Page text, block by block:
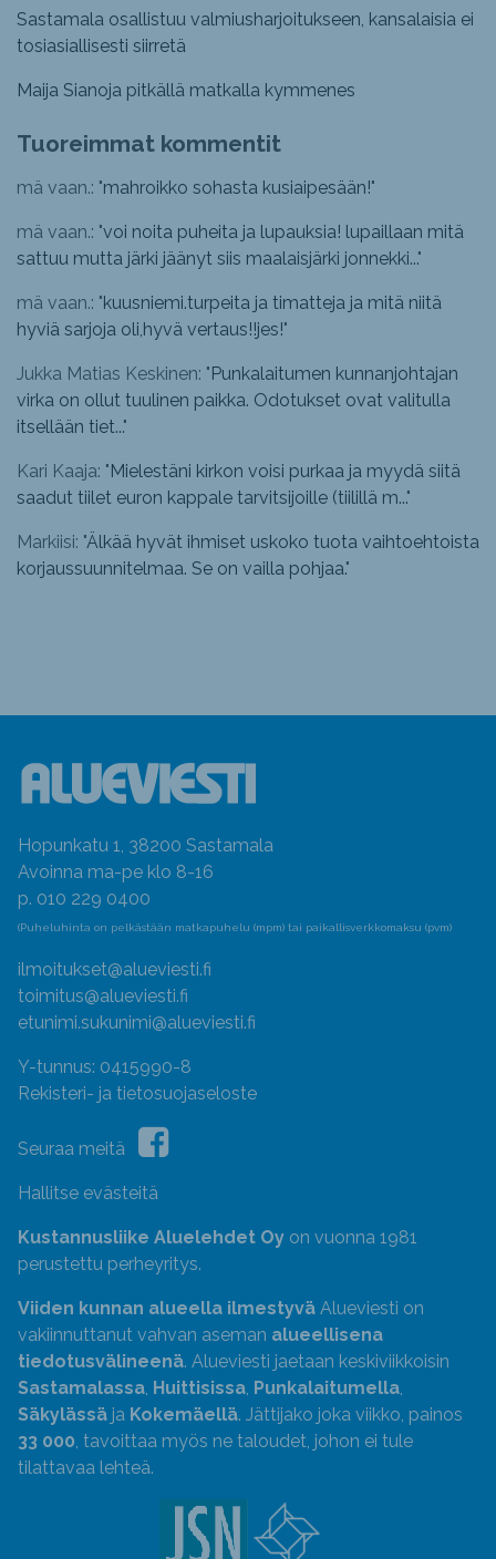
Sastamala osallistuu valmiusharjoitukseen, kansalaisia ei
tosiasiallisesti siirretä
Maija Sianoja pitkällä matkalla kymmenes
Tuoreimmat kommentit
mä vaan.: "mahroikko sohasta kusiaipesään!"
mä vaan.: "voi noita puheita ja lupauksia! lupaillaan mitä
sattuu mutta järki jäänyt siis maalaisjärki jonnekki..."
mä vaan.: "kuusniemi.turpeita ja timatteja ja mitä niitä
hyviä sarjoja oli,hyvä vertaus!!jes!"
Jukka Matias Keskinen: "Punkalaitumen kunnanjohtajan
virka on ollut tuulinen paikka. Odotukset ovat valitulla
itsellään tiet..."
Kari Kaaja: "Mielestäni kirkon voisi purkaa ja myydä siitä
saadut tiilet euron kappale tarvitsijoille (tiilillä m..."
Markiisi: "Älkää hyvät ihmiset uskoko tuota vaihtoehtoista
korjaussuunnitelmaa. Se on vailla pohjaa."
Hopunkatu 1, 38200 Sastamala
Avoinna ma-pe klo 8-16
p. 010 229 0400
(Puheluhinta on pelkästään matkapuhelu (mpm) tai paikallisverkkomaksu (pvm)
ilmoitukset@alueviesti.fi
toimitus@alueviesti.fi
etunimi.sukunimi@alueviesti.fi
Y-tunnus: 0415990-8
Rekisteri- ja tietosuojaseloste
Seuraa meitä
Hallitse evästeitä
Kustannusliike Aluelehdet Oy on vuonna 1981
perustettu perheyritys.
Viiden kunnan alueella ilmestyvä Alueviesti on
vakiinnuttanut vahvan aseman alueellisena
tiedotusvälineenä. Alueviesti jaetaan keskiviikkoisin
Sastamalassa, Huittisissa, Punkalaitumella,
Säkylässä ja Kokemäellä. Jättijako joka viikko, painos
33 000, tavoittaa myös ne taloudet, johon ei tule
tilattavaa lehteä.